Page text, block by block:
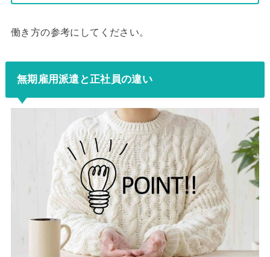
働き方の参考にしてください。
無期雇用派遣と正社員の違い